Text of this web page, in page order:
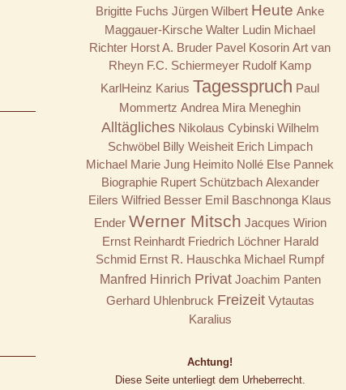
Brigitte Fuchs Jürgen Wilbert Heute Anke
Maggauer-Kirsche Walter Ludin Michael
Richter Horst A. Bruder Pavel Kosorin Art van
Rheyn F.C. Schiermeyer Rudolf Kamp
KarlHeinz Karius Tagesspruch Paul
Mommertz Andrea Mira Meneghin
Alltägliches Nikolaus Cybinski Wilhelm
Schwöbel Billy Weisheit Erich Limpach
Michael Marie Jung Heimito Nollé Else Pannek
Biographie Rupert Schützbach Alexander
Eilers Wilfried Besser Emil Baschnonga Klaus
Ender Werner Mitsch Jacques Wirion
Ernst Reinhardt Friedrich Löchner Harald
Schmid Ernst R. Hauschka Michael Rumpf
Manfred Hinrich Privat Joachim Panten
Gerhard Uhlenbruck Freizeit Vytautas
Karalius
Achtung!
Diese Seite unterliegt dem Urheberrecht.